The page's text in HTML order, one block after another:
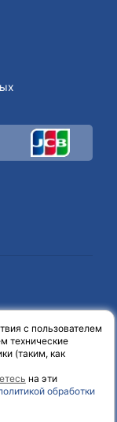
с пользователем
технические
(таким, как
на эти
обработки